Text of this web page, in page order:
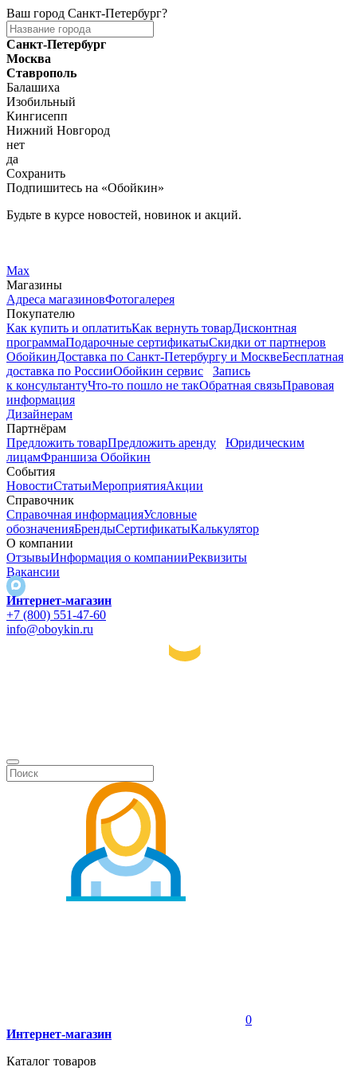
Ваш город Санкт-Петербург?
Санкт-Петербург
Москва
Ставрополь
Балашиха
Изобильный
Кингисепп
Нижний Новгород
нет
да
Сохранить
Подпишитесь на «Обойкин»
Будьте в курсе новостей, новинок и акций.
Max
Магазины
Адреса магазиновФотогалерея
Покупателю
Как купить и оплатитьКак вернуть товарДисконтная
программаПодарочные сертификатыСкидки от партнеров
ОбойкинДоставка по Санкт-Петербургу и МосквеБесплатная
доставка по РоссииОбойкин сервис
Запись
к консультантуЧто-то пошло не такОбратная связьПравовая
информация
Дизайнерам
Партнёрам
Предложить товарПредложить аренду
Юридическим
лицамФраншиза Обойкин
События
НовостиСтатьиМероприятияАкции
Справочник
Справочная информацияУсловные
обозначенияБрендыСертификатыКалькулятор
О компании
ОтзывыИнформация о компанииРеквизиты
Вакансии
Интернет-магазин
+7 (800) 551-47-60
info@oboykin.ru
0
Интернет-магазин
Каталог товаров